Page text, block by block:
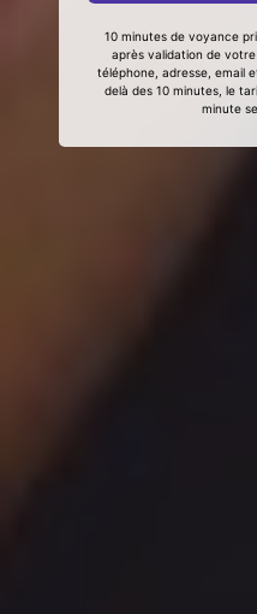
10 minutes de voyance
après validation de
téléphone, adresse, email
delà des 10 minutes, le
minute